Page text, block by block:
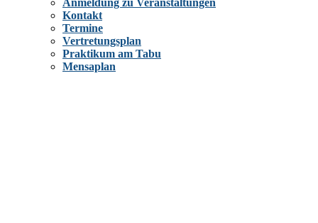
Kontakt
Termine
Vertretungsplan
Praktikum am Tabu
Mensaplan